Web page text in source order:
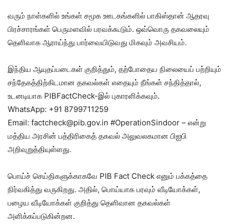
வரும் நாள்களில் உங்கள் சமூக ஊடகங்களில் பாகிஸ்தான் ஆதரவு
பிரச்சாரங்கள் பெருமளவில் பரவக்கூடும். ஒவ்வொரு தகவலையும்
தெளிவாக ஆராய்ந்து பார்வையிடுவது மிகவும் அவசியம்.
இந்திய ஆயுதப்படைகள் குறித்தும், தற்போதைய நிலையைப் பற்றியும்
சந்தேகத்திற்கிடமான தகவல்கள் எதையும் நீங்கள் சந்தித்தால்,
உடனடியாக PIBFactCheck-இல் புகாரளிக்கவும்.
WhatsApp: ‪+91 8799711259‬
Email: factcheck@pib.gov.in #OperationSindoor – என்று
மத்திய அரசின் பத்திரிகைத் தகவல் அலுவலகமான பிஐபி
அறிவுறுத்தியுள்ளது.
பொய்ச் செய்திகளுக்காகவே PIB Fact Check எனும் பக்கத்தை
நிர்வகித்து வருகிறது. அதில், பொய்யாக பரவும் வீடியோக்கள்,
பழைய வீடியோக்கள் குறித்து தெளிவான தகவல்கள்
அளிக்கப்படுகின்றன.